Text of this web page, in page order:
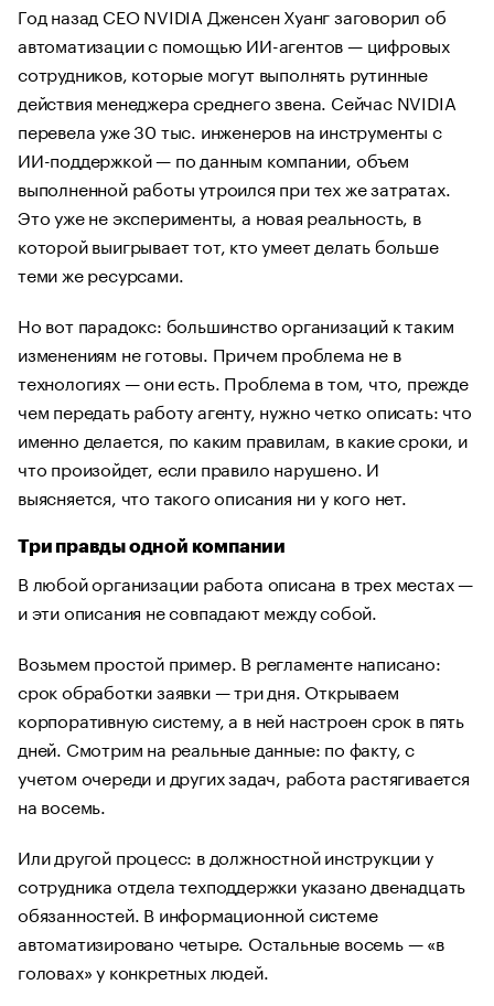
Год назад CEO NVIDIA Дженсен Хуанг заговорил об
автоматизации с помощью ИИ-агентов — цифровых
сотрудников, которые могут выполнять рутинные
действия менеджера среднего звена. Сейчас NVIDIA
перевела уже 30 тыс. инженеров на инструменты с
ИИ-поддержкой — по данным компании, объем
выполненной работы утроился при тех же затратах.
Это уже не эксперименты, а новая реальность, в
которой выигрывает тот, кто умеет делать больше
теми же ресурсами.
Но вот парадокс: большинство организаций к таким
изменениям не готовы. Причем проблема не в
технологиях — они есть. Проблема в том, что, прежде
чем передать работу агенту, нужно четко описать: что
именно делается, по каким правилам, в какие сроки, и
что произойдет, если правило нарушено. И
выясняется, что такого описания ни у кого нет.
Три правды одной компании
В любой организации работа описана в трех местах —
и эти описания не совпадают между собой.
Возьмем простой пример. В регламенте написано:
срок обработки заявки — три дня. Открываем
корпоративную систему, а в ней настроен срок в пять
дней. Смотрим на реальные данные: по факту, с
учетом очереди и других задач, работа растягивается
на восемь.
Или другой процесс: в должностной инструкции у
сотрудника отдела техподдержки указано двенадцать
обязанностей. В информационной системе
автоматизировано четыре. Остальные восемь — «в
головах» у конкретных людей.